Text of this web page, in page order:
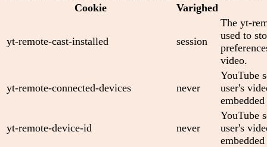
Cookie
Varighed
yt-remote-cast-installed session
The yt-
used to
video.
yt-remote-connected-devices never
YouTube
user's
yt-remote-device-id never
YouTube
user's